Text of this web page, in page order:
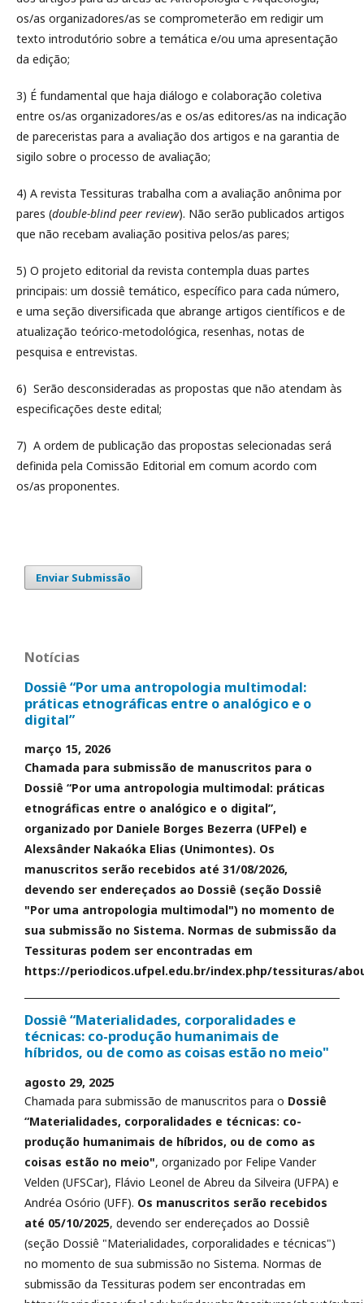
os/as organizadores/as se comprometerão em redigir um
texto introdutório sobre a temática e/ou uma apresentação
da edição;
3) É fundamental que haja diálogo e colaboração coletiva
entre os/as organizadores/as e os/as editores/as na indicação
de pareceristas para a avaliação dos artigos e na garantia de
sigilo sobre o processo de avaliação;
4) A revista Tessituras trabalha com a avaliação anônima por
pares (double-blind peer review). Não serão publicados artigos
que não recebam avaliação positiva pelos/as pares;
5) O projeto editorial da revista contempla duas partes
principais: um dossiê temático, específico para cada número,
e uma seção diversificada que abrange artigos científicos e de
atualização teórico-metodológica, resenhas, notas de
pesquisa e entrevistas.
6) Serão desconsideradas as propostas que não atendam às
especificações deste edital;
7) A ordem de publicação das propostas selecionadas será
definida pela Comissão Editorial em comum acordo com
os/as proponentes.
Enviar Submissão
Notícias
Dossiê “Por uma antropologia multimodal:
práticas etnográficas entre o analógico e o
digital”
março 15, 2026
Chamada para submissão de manuscritos para o
Dossiê “Por uma antropologia multimodal: práticas
etnográficas entre o analógico e o digital”,
organizado por Daniele Borges Bezerra (UFPel) e
Alexsânder Nakaóka Elias (Unimontes). Os
manuscritos serão recebidos até 31/08/2026,
devendo ser endereçados ao Dossiê (seção Dossiê
"Por uma antropologia multimodal") no momento de
sua submissão no Sistema. Normas de submissão da
Tessituras podem ser encontradas em
https://periodicos.ufpel.edu.br/index.php/tessituras/
Dossiê “Materialidades, corporalidades e
técnicas: co-produção humanimais de
híbridos, ou de como as coisas estão no meio"
agosto 29, 2025
Chamada para submissão de manuscritos para o Dossiê
“Materialidades, corporalidades e técnicas: co-
produção humanimais de híbridos, ou de como as
coisas estão no meio", organizado por Felipe Vander
Velden (UFSCar), Flávio Leonel de Abreu da Silveira (UFPA) e
Andréa Osório (UFF). Os manuscritos serão recebidos
até 05/10/2025, devendo ser endereçados ao Dossiê
(seção Dossiê "Materialidades, corporalidades e técnicas")
no momento de sua submissão no Sistema. Normas de
submissão da Tessituras podem ser encontradas em